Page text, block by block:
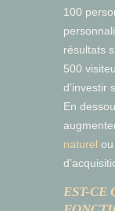
100
résultats
500
d’investir
En
naturel
EST-CE